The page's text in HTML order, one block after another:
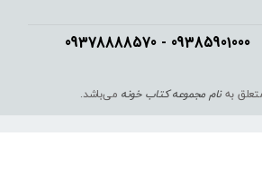
09385901000 - 09378888570​​​​​​​
بهنام مجموعه کتاب خونه می‌باشد.